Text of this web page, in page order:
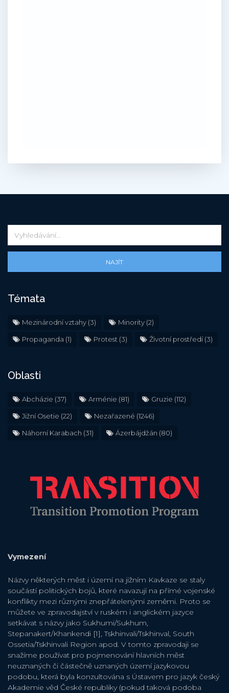
NAJÍT
Témata
Mezinárodní vztahy (3) Minority (2)
Propaganda (1) Protest (3) Životní prostředí(3)
Oblasti
Abcházie (37) Arménie (81) Gruzie (112)
Jižní Osetie (22) Nezařazené (1246)
Náhorní Karabach (31) Ázerbájdžán (80)
Vymezení
Názvy některých měst i území na jižním Kavkaze se staly
součástí politických bojů, které navazují na přímé vojenské
konflikty mezi různými znepřátelenými zeměmi. Proto se
můžete ve zpravodajství v ruském i anglickém jazyce
setkávat s názvy jako Sukhumi/Sukhum,
Stepanakert/Khankendi [1], Tskhinvali/Tskhinval, South
Ossetia/Tskhinvali Region apod. V tomto zpravodaji se
snažíme používat pro pojmenování hlavních měst
neuznaných či částečně uznaných území jazykovou
podobu, která byla konzultována s Ústavem pro jazyk český
Akademie věd České republiky (pokud taková podoba